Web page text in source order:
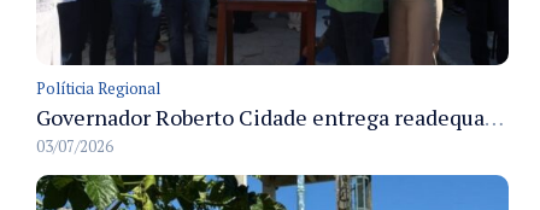
Políticia Regional
Governador Roberto Cidade entrega readequação do ambulatório da FCecon e amplia capacidade de atendimento oncológico em Manaus
03/07/2026